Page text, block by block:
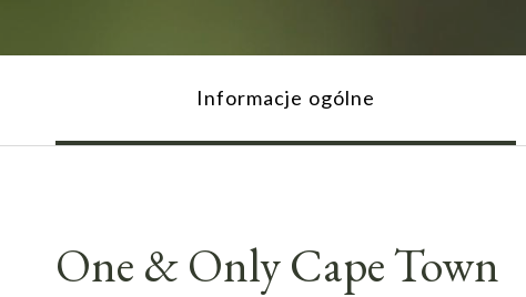
Informacje ogólne
One & Only Cape Town